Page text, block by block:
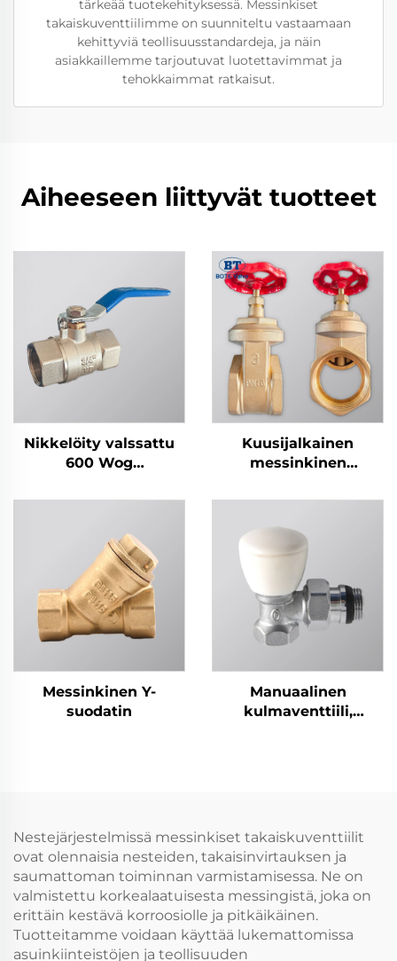
tärkeää tuotekehityksessä. Messinkiset
takaiskuventtiilimme on suunniteltu vastaamaan
kehittyviä teollisuusstandardeja, ja näin
asiakkaillemme tarjoutuvat luotettavimmat ja
tehokkaimmat ratkaisut.
Aiheeseen liittyvät tuotteet
Nikkelöity valssattu
600 Wog
Kuusijalkainen
messinkinen
valurautainen
Messinkinen Y-
suodatin
Manuaalinen
kulmaventtiili,
Nestejärjestelmissä messinkiset takaiskuventtiilit
ovat olennaisia nesteiden, takaisinvirtauksen ja
saumattoman toiminnan varmistamisessa. Ne on
valmistettu korkealaatuisesta messingistä, joka on
erittäin kestävä korroosiolle ja pitkäikäinen.
Tuotteitamme voidaan käyttää lukemattomissa
asuinkiinteistöjen ja teollisuuden